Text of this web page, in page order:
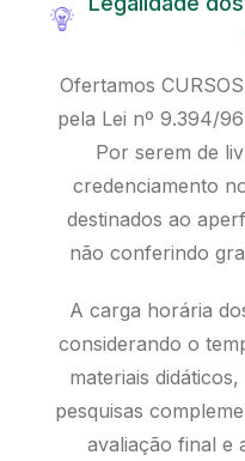
Ofertamos
pela Lei nº 9.394/
Por serem de
credenciamento
destinados ao
não conferindo
A carga horária
considerando o
materiais
pesquisas
avaliação final e